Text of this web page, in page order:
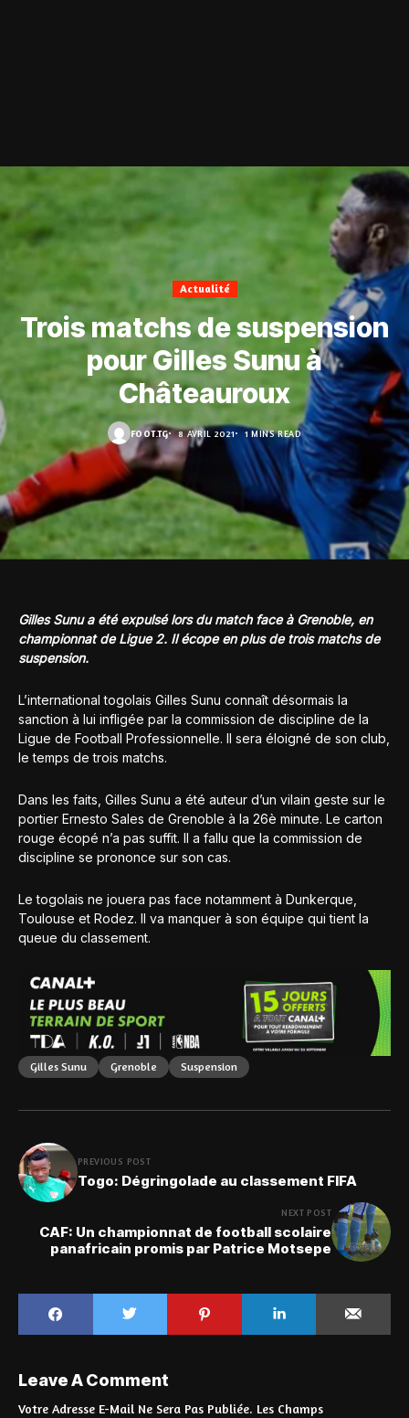
Actualité
Trois matchs de suspension
pour Gilles Sunu à
Châteauroux
FOOT.TG 8 AVRIL 2021 1 MINS READ
Gilles Sunu a été expulsé lors du match face à Grenoble, en
championnat de Ligue 2. Il écope en plus de trois matchs de
suspension.
L’international togolais Gilles Sunu connaît désormais la
sanction à lui infligée par la commission de discipline de la
Ligue de Football Professionnelle. Il sera éloigné de son club,
le temps de trois matchs.
Dans les faits, Gilles Sunu a été auteur d’un vilain geste sur le
portier Ernesto Sales de Grenoble à la 26è minute. Le carton
rouge écopé n’a pas suffit. Il a fallu que la commission de
discipline se prononce sur son cas.
Le togolais ne jouera pas face notamment à Dunkerque,
Toulouse et Rodez. Il va manquer à son équipe qui tient la
queue du classement.
Gilles Sunu Grenoble Suspension
PREVIOUS POST
Togo: Dégringolade au classement FIFA
NEXT POST
CAF: Un championnat de football scolaire
panafricain promis par Patrice Motsepe
Leave A Comment
Votre Adresse E-Mail Ne Sera Pas Publiée. Les Champs